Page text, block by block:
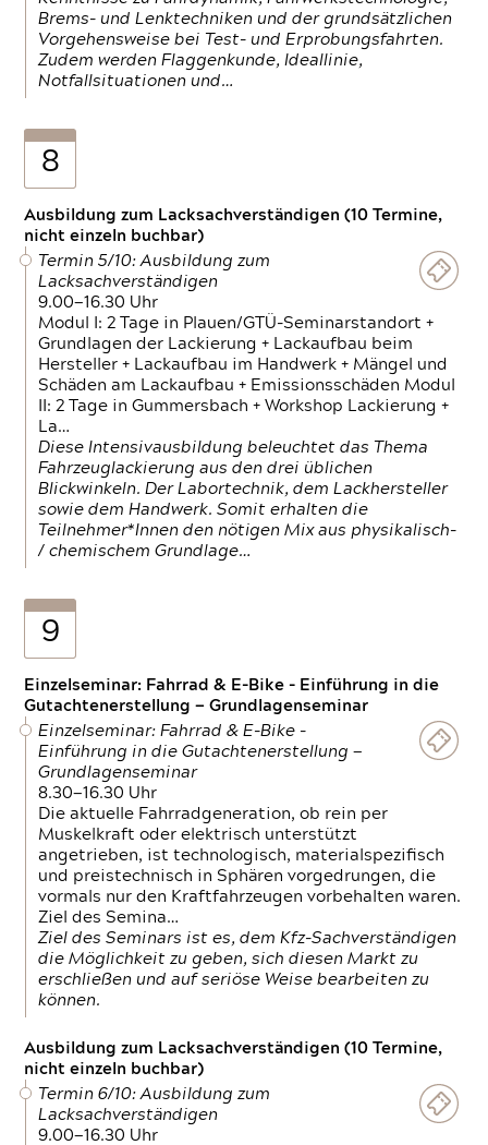
Brems- und Lenktechniken und der grundsätzlichen
Vorgehensweise bei Test- und Erprobungsfahrten.
Zudem werden Flaggenkunde, Ideallinie,
Notfallsituationen und…
8
Ausbildung zum Lacksachverständigen (10 Termine,
nicht einzeln buchbar)
Termin 5/10: Ausbildung zum
Lacksachverständigen
9.00—16.30 Uhr
Modul I: 2 Tage in Plauen/GTÜ-Seminarstandort +
Grundlagen der Lackierung + Lackaufbau beim
Hersteller + Lackaufbau im Handwerk + Mängel und
Schäden am Lackaufbau + Emissionsschäden Modul
II: 2 Tage in Gummersbach + Workshop Lackierung +
La…
Diese Intensivausbildung beleuchtet das Thema
Fahrzeuglackierung aus den drei üblichen
Blickwinkeln. Der Labortechnik, dem Lackhersteller
sowie dem Handwerk. Somit erhalten die
Teilnehmer*Innen den nötigen Mix aus physikalisch-
/ chemischem Grundlage…
9
Einzelseminar: Fahrrad & E-Bike - Einführung in die
Gutachtenerstellung — Grundlagenseminar
Einzelseminar: Fahrrad & E-Bike -
Einführung in die Gutachtenerstellung —
Grundlagenseminar
8.30—16.30 Uhr
Die aktuelle Fahrradgeneration, ob rein per
Muskelkraft oder elektrisch unterstützt
angetrieben, ist technologisch, materialspezifisch
und preistechnisch in Sphären vorgedrungen, die
vormals nur den Kraftfahrzeugen vorbehalten waren.
Ziel des Semina…
Ziel des Seminars ist es, dem Kfz-Sachverständigen
die Möglichkeit zu geben, sich diesen Markt zu
erschließen und auf seriöse Weise bearbeiten zu
können.
Ausbildung zum Lacksachverständigen (10 Termine,
nicht einzeln buchbar)
Termin 6/10: Ausbildung zum
Lacksachverständigen
9.00—16.30 Uhr